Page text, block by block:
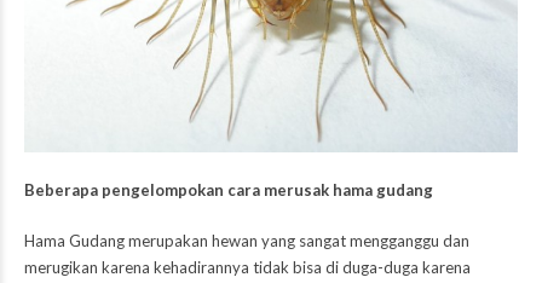
Beberapa pengelompokan cara merusak hama gudang
Hama Gudang merupakan hewan yang sangat mengganggu dan
merugikan karena kehadirannya tidak bisa di duga-duga karena